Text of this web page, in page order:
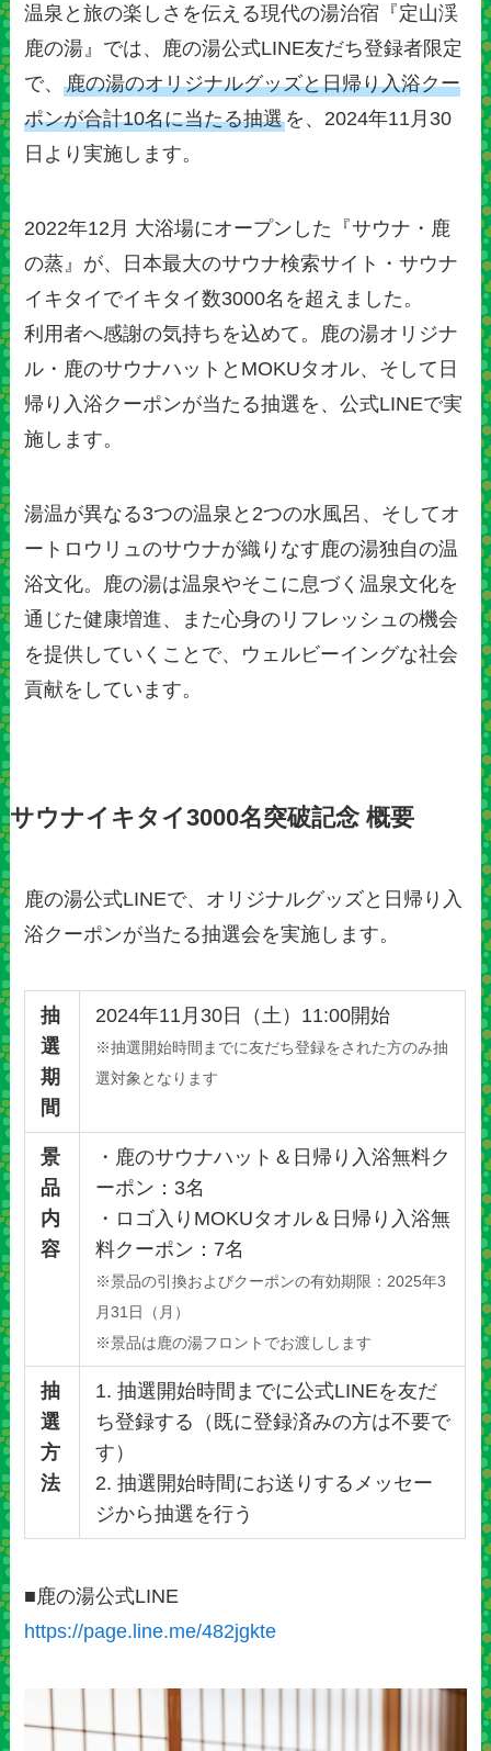
温泉と旅の楽しさを伝える現代の湯治宿『定山渓
鹿の湯』では、鹿の湯公式LINE友だち登録者限定
で、鹿の湯のオリジナルグッズと日帰り入浴クー
ポンが合計10名に当たる抽選を、2024年11月30
日より実施します。
2022年12月 大浴場にオープンした『サウナ・鹿
の蒸』が、日本最大のサウナ検索サイト・サウナ
イキタイでイキタイ数3000名を超えました。
利用者へ感謝の気持ちを込めて。鹿の湯オリジナ
ル・鹿のサウナハットとMOKUタオル、そして日
帰り入浴クーポンが当たる抽選を、公式LINEで実
施します。
湯温が異なる3つの温泉と2つの水風呂、そしてオ
ートロウリュのサウナが織りなす鹿の湯独自の温
浴文化。鹿の湯は温泉やそこに息づく温泉文化を
通じた健康増進、また心身のリフレッシュの機会
を提供していくことで、ウェルビーイングな社会
貢献をしています。
サウナイキタイ3000名突破記念 概要
鹿の湯公式LINEで、オリジナルグッズと日帰り入
浴クーポンが当たる抽選会を実施します。
抽
選
期
間
2024年11月30日（土）11:00開始
※抽選開始時間までに友だち登録をされた方のみ抽
選対象となります
景
品
内
容
・鹿のサウナハット＆日帰り入浴無料ク
ーポン：3名
・ロゴ入りMOKUタオル＆日帰り入浴無
料クーポン：7名
※景品の引換およびクーポンの有効期限：2025年3
月31日（月）
※景品は鹿の湯フロントでお渡しします
抽
選
方
法
1. 抽選開始時間までに公式LINEを友だ
ち登録する（既に登録済みの方は不要で
す）
2. 抽選開始時間にお送りするメッセー
ジから抽選を行う
■鹿の湯公式LINE
https://page.line.me/482jgkte